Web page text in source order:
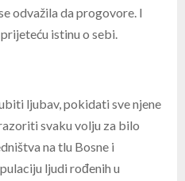
odvažila da progovore. I
istinu o sebi.
ljubav, pokidati sve njene
svaku volju za bilo
na tlu Bosne i
ljudi rođenih u